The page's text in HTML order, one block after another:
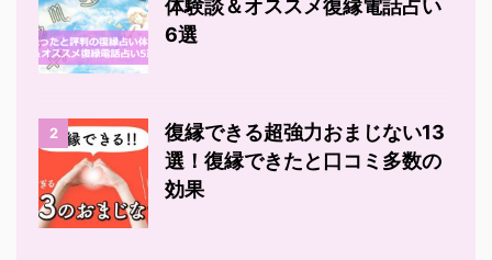
体験談＆オススメ復縁電話占い
6選
2
復縁できる超強力おまじない13
選！復縁できたと口コミ多数の
効果